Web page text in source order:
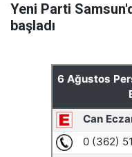
Yeni Parti
başladı